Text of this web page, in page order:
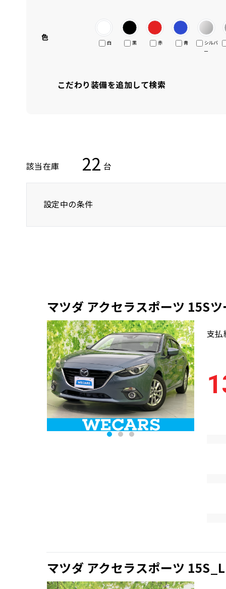
色
白 黒 赤 青
シルバ
ー
こだわり装備を追加して検索
該当在庫 22 台
設定中の条件
マツダ アクセラスポーツ 15S
支払
マツダ アクセラスポーツ